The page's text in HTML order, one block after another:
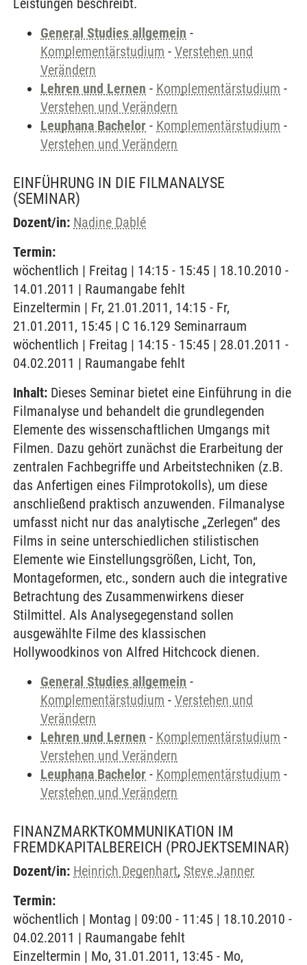
Leistungen beschreibt.
General Studies allgemein -
Komplementärstudium - Verstehen und
Verändern
Lehren und Lernen - Komplementärstudium -
Verstehen und Verändern
Leuphana Bachelor - Komplementärstudium -
Verstehen und Verändern
EINFÜHRUNG IN DIE FILMANALYSE
(SEMINAR)
Dozent/in: Nadine Dablé
Termin:
wöchentlich | Freitag | 14:15 - 15:45 | 18.10.2010 -
14.01.2011 | Raumangabe fehlt
Einzeltermin | Fr, 21.01.2011, 14:15 - Fr,
21.01.2011, 15:45 | C 16.129 Seminarraum
wöchentlich | Freitag | 14:15 - 15:45 | 28.01.2011 -
04.02.2011 | Raumangabe fehlt
Inhalt: Dieses Seminar bietet eine Einführung in die
Filmanalyse und behandelt die grundlegenden
Elemente des wissenschaftlichen Umgangs mit
Filmen. Dazu gehört zunächst die Erarbeitung der
zentralen Fachbegriffe und Arbeitstechniken (z.B.
das Anfertigen eines Filmprotokolls), um diese
anschließend praktisch anzuwenden. Filmanalyse
umfasst nicht nur das analytische „Zerlegen“ des
Films in seine unterschiedlichen stilistischen
Elemente wie Einstellungsgrößen, Licht, Ton,
Montageformen, etc., sondern auch die integrative
Betrachtung des Zusammenwirkens dieser
Stilmittel. Als Analysegegenstand sollen
ausgewählte Filme des klassischen
Hollywoodkinos von Alfred Hitchcock dienen.
General Studies allgemein -
Komplementärstudium - Verstehen und
Verändern
Lehren und Lernen - Komplementärstudium -
Verstehen und Verändern
Leuphana Bachelor - Komplementärstudium -
Verstehen und Verändern
FINANZMARKTKOMMUNIKATION IM
FREMDKAPITALBEREICH (PROJEKTSEMINAR)
Dozent/in: Heinrich Degenhart, Steve Janner
Termin:
wöchentlich | Montag | 09:00 - 11:45 | 18.10.2010 -
04.02.2011 | Raumangabe fehlt
Einzeltermin | Mo, 31.01.2011, 13:45 - Mo,